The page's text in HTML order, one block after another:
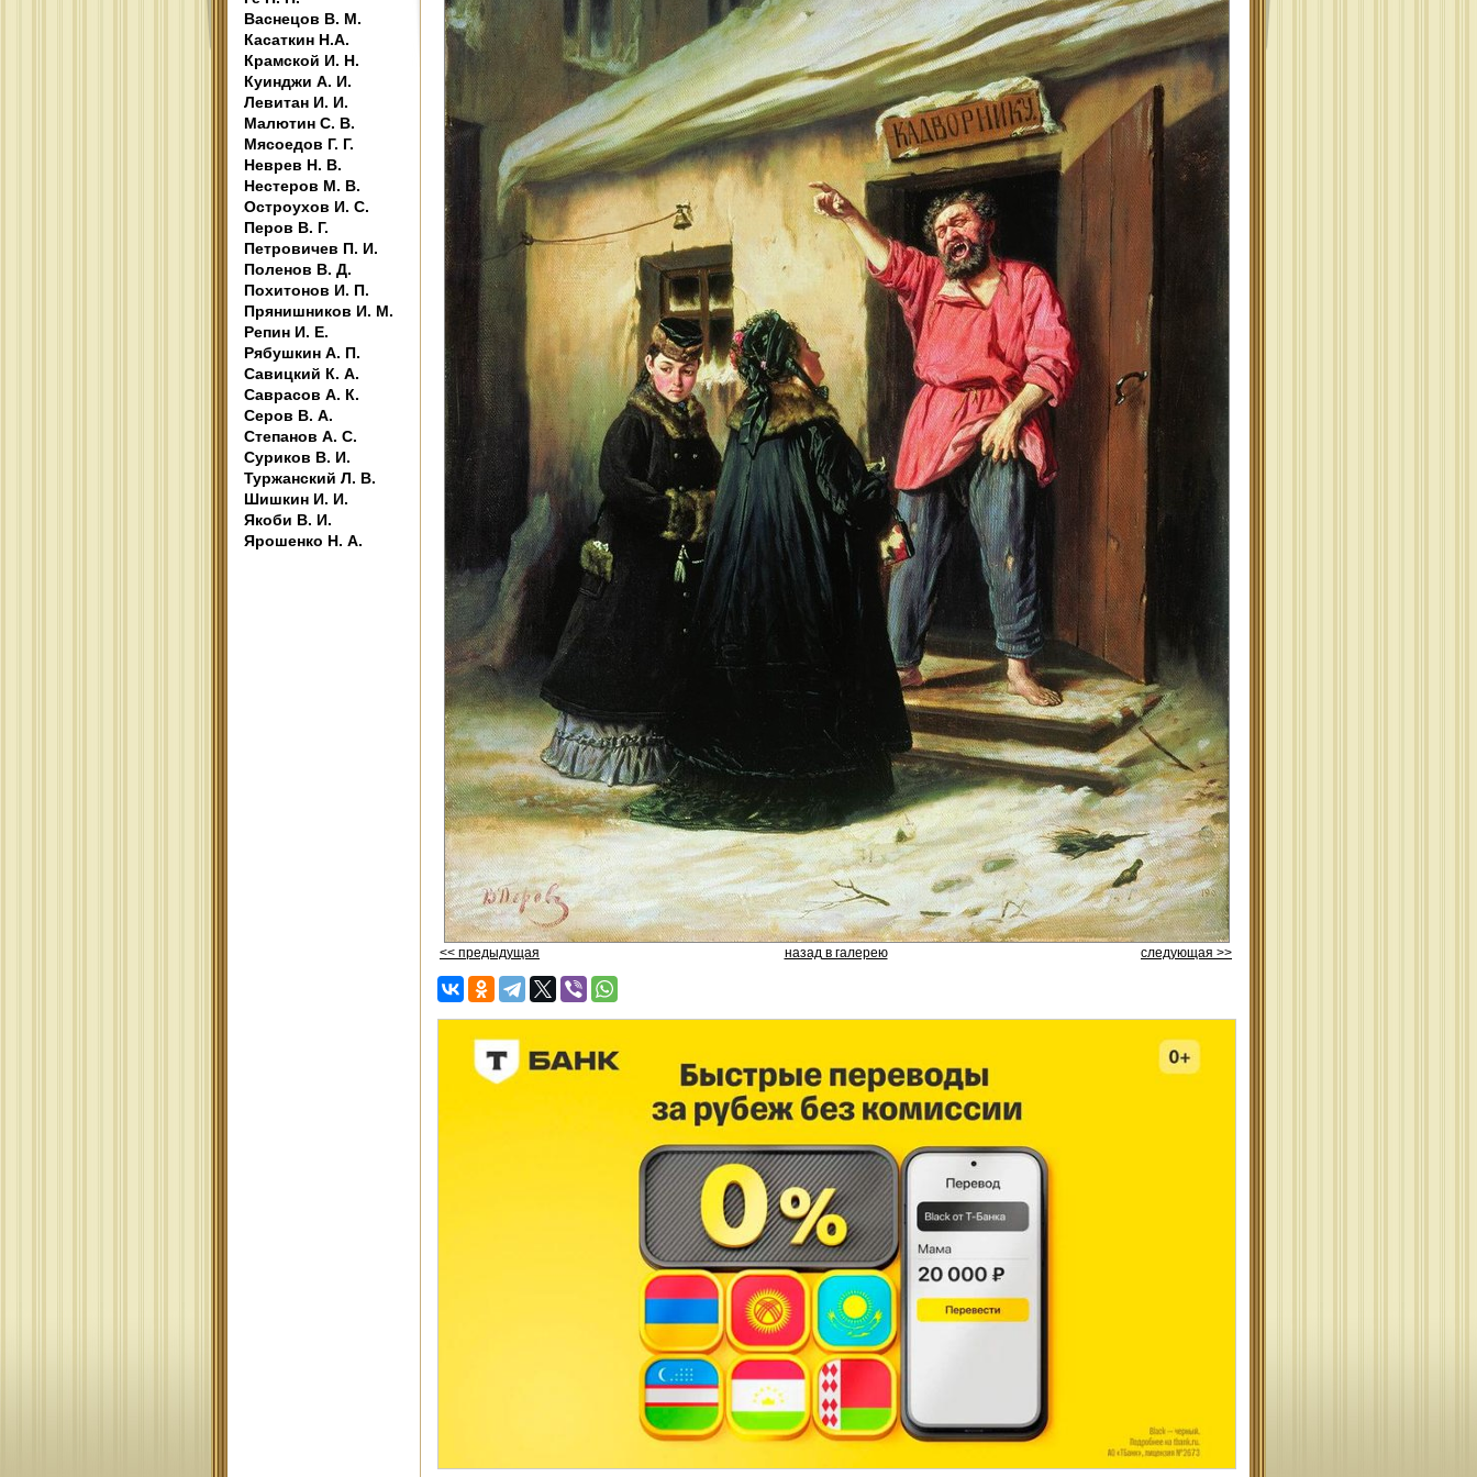
Васнецов В. М.
Касаткин Н.А.
Крамской И. Н.
Куинджи А. И.
Левитан И. И.
Малютин С. В.
Мясоедов Г. Г.
Неврев Н. В.
Нестеров М. В.
Остроухов И. С.
Перов В. Г.
Петровичев П. И.
Поленов В. Д.
Похитонов И. П.
Прянишников И. М.
Репин И. Е.
Рябушкин А. П.
Савицкий К. А.
Саврасов А. К.
Серов В. А.
Степанов А. С.
Суриков В. И.
Туржанский Л. В.
Шишкин И. И.
Якоби В. И.
Ярошенко Н. А.
<< предыдущая назад в галерею следующая >>